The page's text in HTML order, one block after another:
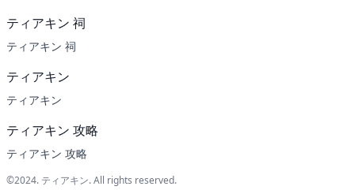
ティアキン 祠
ティアキン 祠
ティアキン
ティアキン
ティアキン 攻略
ティアキン 攻略
©2024. ティアキン. All rights reserved.